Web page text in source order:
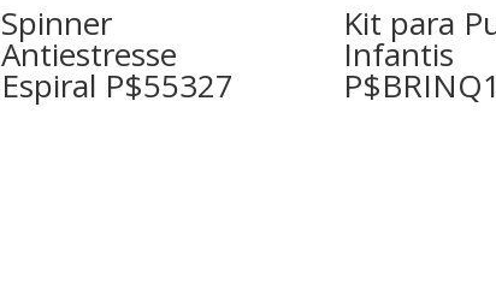
Spinner
Antiestresse
Espiral P$55327
Kit para
Infantis